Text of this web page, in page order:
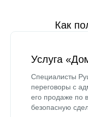
Как
Услуга
Специалисты
переговоры с
его продаже по
безопасную